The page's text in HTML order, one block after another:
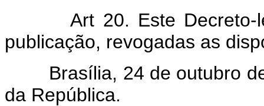
Art 20. Este
publicação, revogadas as
Brasília, 24 de outubro de
da República.